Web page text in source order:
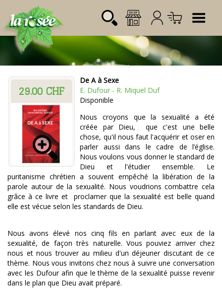
Login:
Mot de passe:
Désignation Référence Quantité
29.00 CHF
De A à Sexe
E. Dufour - R. Miquel Duf
Disponible
Nous croyons que la sexualité a été
créée par Dieu, que c'est une belle
chose, qu'il nous faut l'acquérir et oser en
parler aussi dans le cadre de l’église.
Nous voulons vous donner le standard de
Dieu et l'étudier ensemble. Le
puritanisme chrétien a souvent empêché la libération de la
parole autour de la sexualité. Nous voudrions combattre cela
grâce à ce livre et proclamer que la sexualité est belle quand
elle est vécue selon les standards de Dieu.
Nous avons élevé nos cinq fils en parlant avec eux de la
sexualité, de façon très naturelle. Vous pouviez arriver chez
nous et nous trouver au milieu d'un déjeuner discutant de ce
thème. Nous vous invitons chez nous à suivre une conversation
avec les Dufour afin que le thème de la sexualité puisse revenir
dans le plan que Dieu avait préparé.